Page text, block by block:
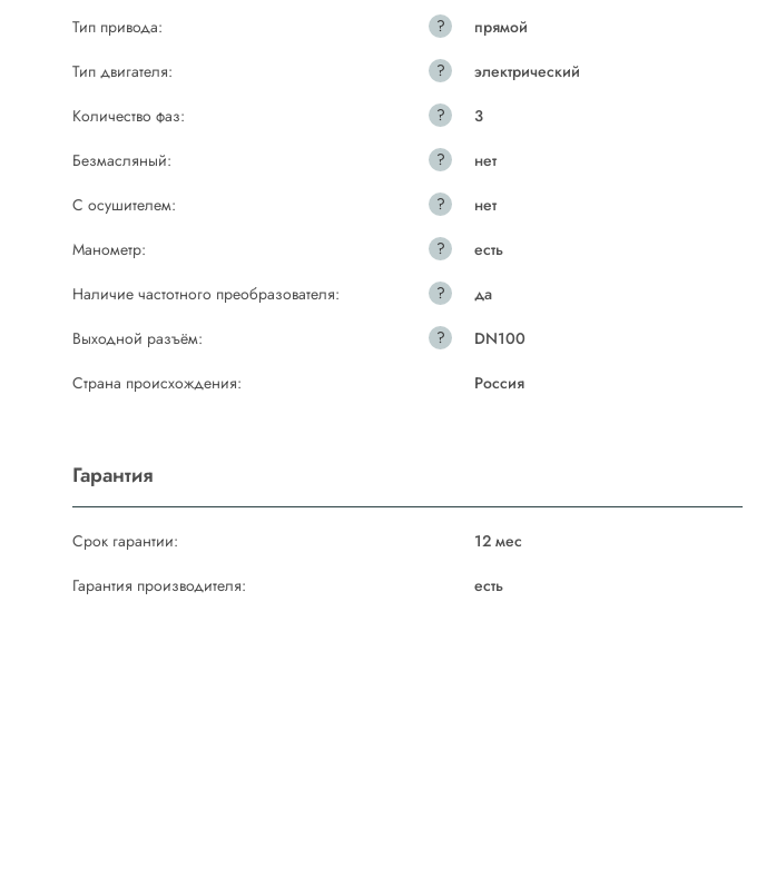
Тип привода: ?
прямой
Тип двигателя:
?
электрический
Количество фаз:
?
3
Безмасляный:
?
нет
С осушителем:
?
нет
Манометр:
?
есть
Наличие частотного преобразователя:
?
да
Выходной разъём:
?
DN100
Страна происхождения:
Россия
Гарантия
Срок гарантии:
12 мес
Гарантия производителя:
есть